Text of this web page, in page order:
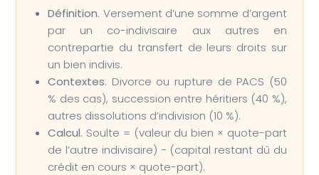
Définition. Versement d’une somme d’argent
par un co-indivisaire aux autres en
contrepartie du transfert de leurs droits sur
un bien indivis.
Contextes. Divorce ou rupture de PACS (50
% des cas), succession entre héritiers (40 %),
autres dissolutions d’indivision (10 %).
Calcul. Soulte = (valeur du bien × quote-part
de l’autre indivisaire) − (capital restant dû du
crédit en cours × quote-part).